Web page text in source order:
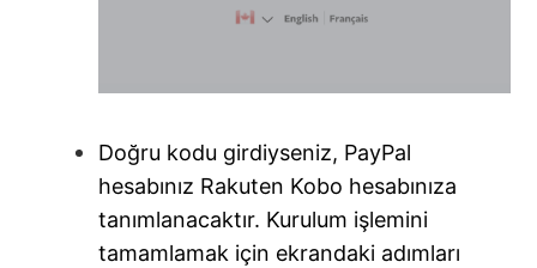
Doğru kodu girdiyseniz, PayPal
hesabınız Rakuten Kobo hesabınıza
tanımlanacaktır. Kurulum işlemini
tamamlamak için ekrandaki adımları